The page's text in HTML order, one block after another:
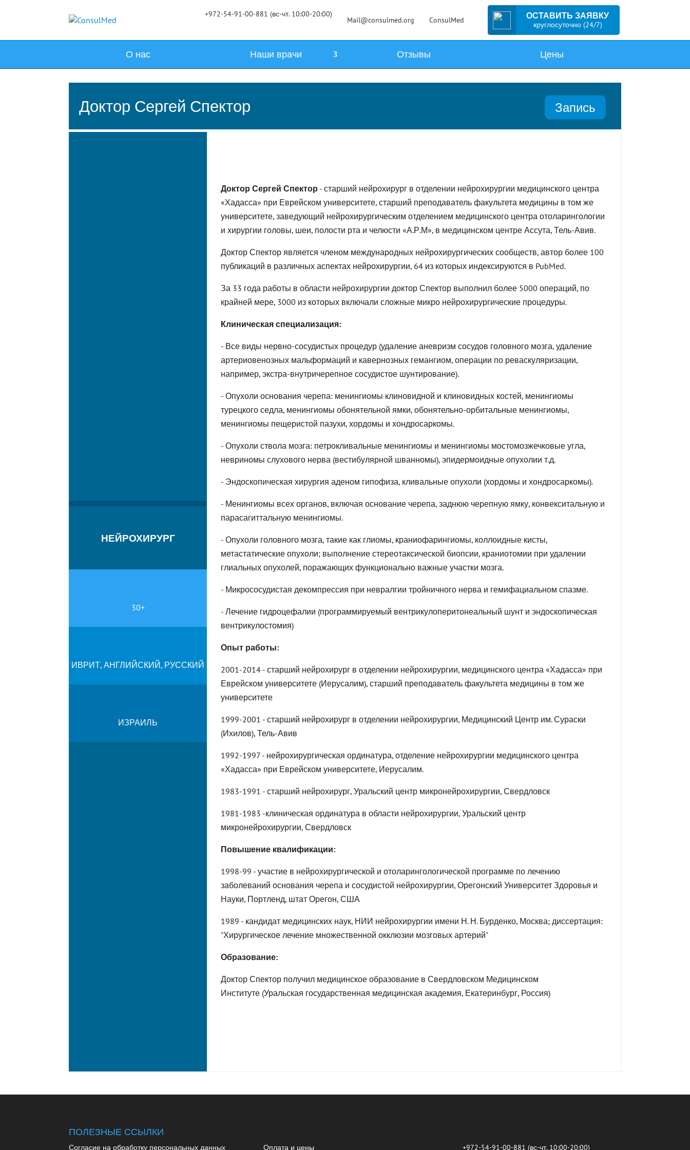
+972-54-91-00-881 (вс-чт. 10:00-20:00)
Mail@consulmed.org ConsulMed ОСТАВИТЬ ЗАЯВКУ
круглосуточно (24/7)
О нас Наши врачи Отзывы Цены
Доктор Сергей Спектор Запись
НЕЙРОХИРУРГ
30+
ИВРИТ, АНГЛИЙСКИЙ, РУССКИЙ
ИЗРАИЛЬ
Доктор Сергей Спектор - старший нейрохирург в отделении нейрохирургии медицинского центра
«Хадасса» при Еврейском университете, старший преподаватель факультета медицины в том же
университете, заведующий нейрохирургическим отделением медицинского центра отоларингологии
и хирургии головы, шеи, полости рта и челюсти «А.Р.М», в медицинском центре Ассута, Тель-Авив.
Доктор Спектор является членом международных нейрохирургических сообществ, автор более 100
публикаций в различных аспектах нейрохирургии, 64 из которых индексируются в PubMed.
За 33 ​​года работы в области нейрохирургии доктор Спектор выполнил более 5000 операций, по
крайней мере, 3000 из которых включали сложные микро нейрохирургические процедуры.
Клиническая специализация:
- Все виды нервно-сосудистых процедур (удаление аневризм сосудов головного мозга, удаление
артериовенозных мальформаций и кавернозных гемангиом, операции по реваскуляризации,
например, экстра-внутричерепное сосудистое шунтирование).
- Опухоли основания черепа: менингиомы клиновидной и клиновидных костей, менингиомы
турецкого седла, менингиомы обонятельной ямки, обонятельно-орбитальные менингиомы,
менингиомы пещеристой пазухи, хордомы и хондросаркомы.
- Опухоли ствола мозга: петрокливальные менингиомы и менингиомы мостомозжечковые угла,
невриномы слухового нерва (вестибулярной шванномы), эпидермоидные опухолии т.д.
- Эндоскопическая хирургия аденом гипофиза, кливальные опухоли (хордомы и хондросаркомы).
- Менингиомы всех органов, включая основание черепа, заднюю черепную ямку, конвекситальную и
парасагиттальную менингиомы.
- Опухоли головного мозга, такие как глиомы, краниофарингиомы, коллоидные кисты,
метастатические опухоли; выполнение стереотаксической биопсии, краниотомии при удалении
глиальных опухолей, поражающих функционально важные участки мозга.
- Микрососудистая декомпрессия при невралгии тройничного нерва и гемифациальном спазме.
- Лечение гидроцефалии (программируемый вентрикулоперитонеальный шунт и эндоскопическая
вентрикулостомия)
Опыт работы:
2001-2014 - старший нейрохирург в отделении нейрохирургии, медицинского центра «Хадасса» при
Еврейском университете (Иерусалим), старший преподаватель факультета медицины в том же
университете
1999-2001 - старший нейрохирург в отделении нейрохирургии, Медицинский Центр им. Сураски
(Ихилов), Тель-Авив
1992-1997 - нейрохирургическая ординатура, отделение нейрохирургии медицинского центра
«Хадасса» при Еврейском университете, Иерусалим.
1983-1991 - старший нейрохирург, Уральский центр микронейрохирургии, Свердловск
1981-1983 -клиническая ординатура в области нейрохирургии, Уральский центр
микронейрохирургии, Свердловск
Повышение квалификации:
1998-99 - участие в нейрохирургической и отоларингологической программе по лечению
заболеваний основания черепа и сосудистой нейрохирургии, Орегонский Университет Здоровья и
Науки, Портленд, штат Орегон, США
1989 - кандидат медицинских наук, НИИ нейрохирургии имени Н. Н. Бурденко, Москва; диссертация:
"Хирургическое лечение множественной окклюзии мозговых артерий"
Образование:
Доктор Спектор получил медицинское образование в Свердловском Медицинском
Институте (Уральская государственная медицинская академия, Екатеринбург, Россия)
ПОЛЕЗНЫЕ ССЫЛКИ
Согласие на обработку персональных данных Оплата и цены +972-54-91-00-881 (вс-чт. 10:00-20:00)